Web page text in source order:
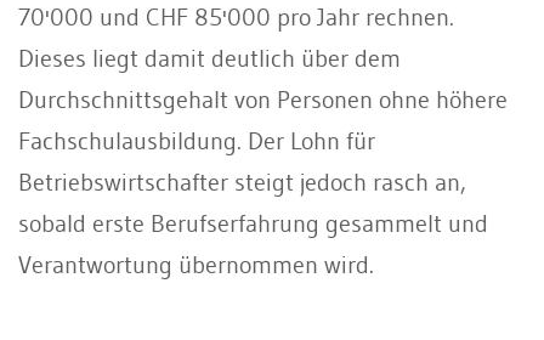
70'000 und CHF 85'000 pro Jahr rechnen.
Dieses liegt damit deutlich über dem
Durchschnittsgehalt von Personen ohne höhere
Fachschulausbildung. Der Lohn für
Betriebswirtschafter steigt jedoch rasch an,
sobald erste Berufserfahrung gesammelt und
Verantwortung übernommen wird.